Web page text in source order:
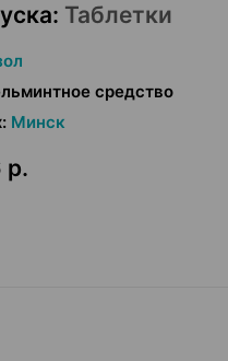
: Таблетки
средство
: Минск
р.